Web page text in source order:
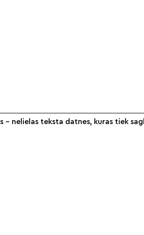
nelielas teksta datnes, kuras tiek